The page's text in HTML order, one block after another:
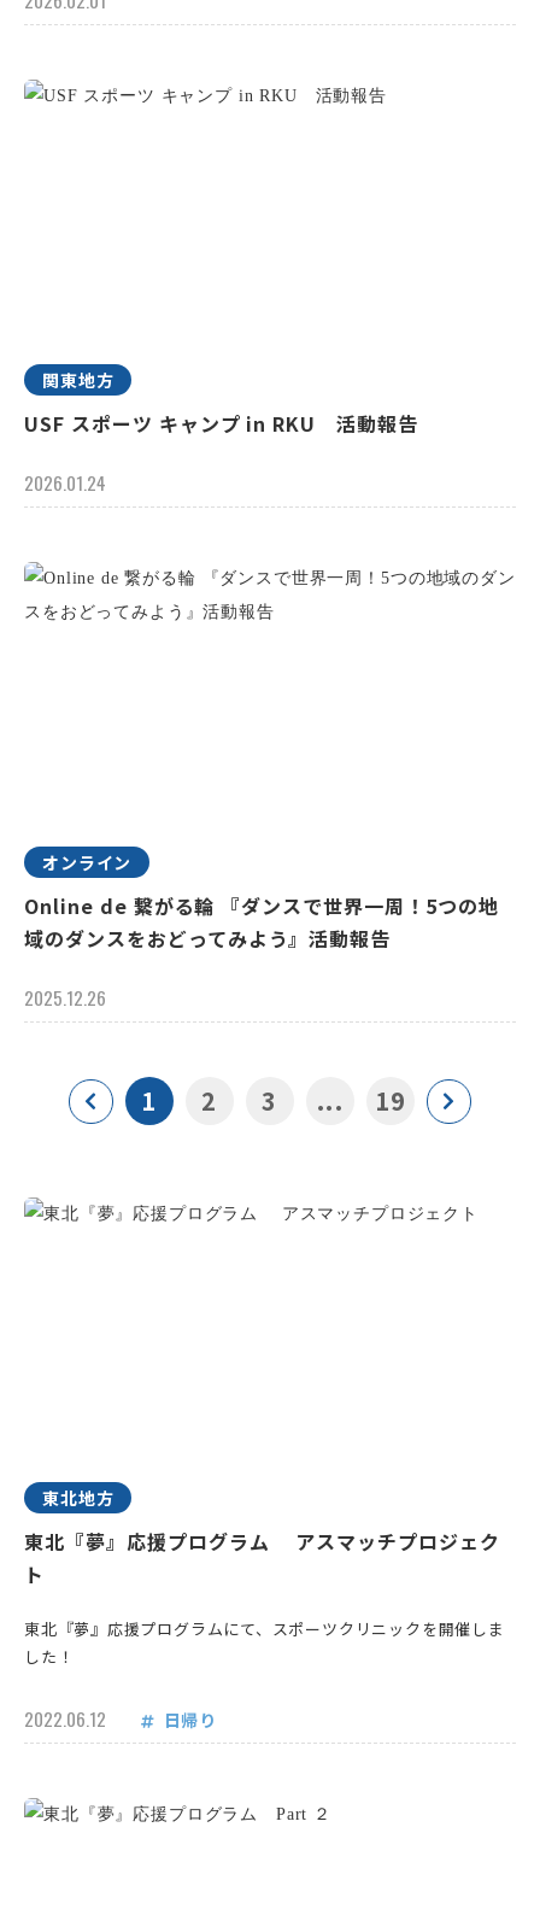
関東地方
USF スポーツ キャンプ in RKU 活動報告
2026.01.24
オンライン
Online de 繋がる輪 『ダンスで世界一周！5つの地
域のダンスをおどってみよう』活動報告
2025.12.26
1 2 3 ... 19
東北地方
東北『夢』応援プログラム アスマッチプロジェク
ト
東北『夢』応援プログラムにて、スポーツクリニックを開催しま
した！
2022.06.12 日帰り